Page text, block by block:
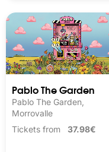
Pablo The Garden
Pablo The Garden,
Morrovalle
Tickets from 37.98€